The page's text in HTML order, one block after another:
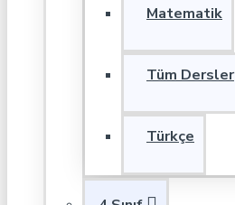
Matematik
Tüm Dersler
Türkçe